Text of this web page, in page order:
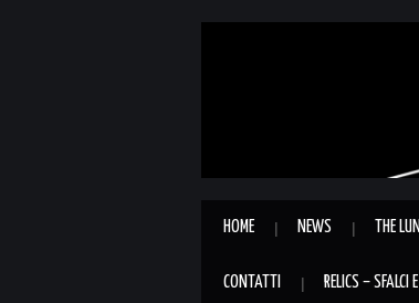
HOME NEWS THE
CONTATTI RELICS – SFALCI